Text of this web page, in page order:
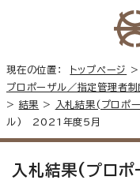
現在の位置： トップページ >
プロポーザル／指定管理者
> 結果 > 入札結果(プロ
ル) 2021年度5月
入札結果(プロ